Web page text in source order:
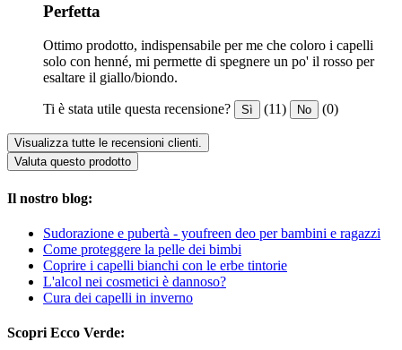
Perfetta
Ottimo prodotto, indispensabile per me che coloro i capelli
solo con henné, mi permette di spegnere un po' il rosso per
esaltare il giallo/biondo.
Ti è stata utile questa recensione? Sì (11) No (0)
Visualizza tutte le recensioni clienti.
Valuta questo prodotto
Il nostro blog:
Sudorazione e pubertà - youfreen deo per bambini e ragazzi
Come proteggere la pelle dei bimbi
Coprire i capelli bianchi con le erbe tintorie
L'alcol nei cosmetici è dannoso?
Cura dei capelli in inverno
Scopri Ecco Verde: